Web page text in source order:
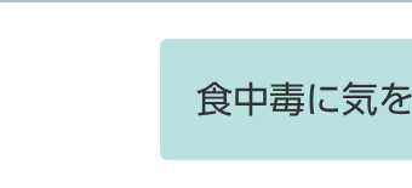
食中毒に気